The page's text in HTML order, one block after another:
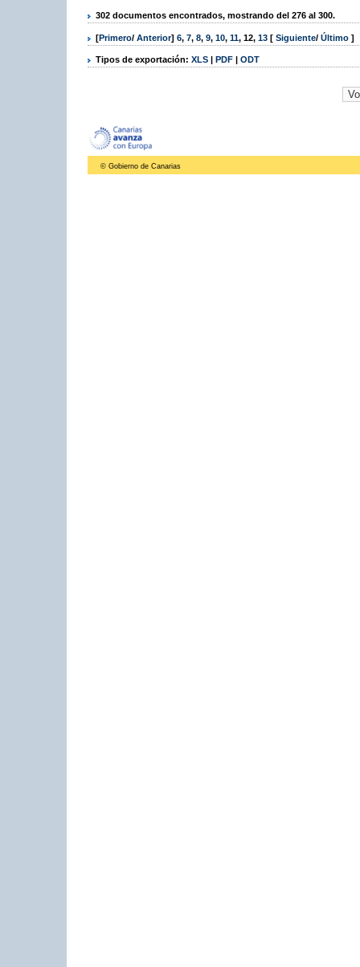
302 documentos encontrados, mostrando del 276 al 300.
[Primero/ Anterior] 6, 7, 8, 9, 10, 11, 12, 13 [ Siguiente/ Último ]
Tipos de exportación: XLS | PDF | ODT
© Gobierno de Canarias